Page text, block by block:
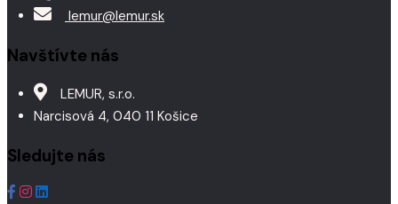
lemur@lemur.sk
Navštívte nás
LEMUR, s.r.o.
Narcisová 4, 040 11 Košice
Sledujte nás